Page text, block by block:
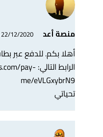
منصة أعد 22/12/2020 3:36 م
أهلا بكم. للدفع عبر
الرابط التالي: pay-
me/eVLGxybrN9
تحياتي